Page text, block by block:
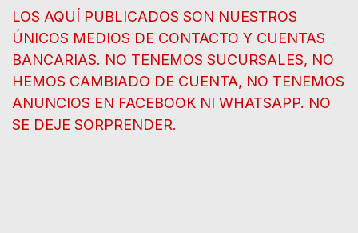
LOS AQUÍ PUBLICADOS SON NUESTROS
ÚNICOS MEDIOS DE CONTACTO Y CUENTAS
BANCARIAS. NO TENEMOS SUCURSALES, NO
HEMOS CAMBIADO DE CUENTA, NO TENEMOS
ANUNCIOS EN FACEBOOK NI WHATSAPP. NO
SE DEJE SORPRENDER.